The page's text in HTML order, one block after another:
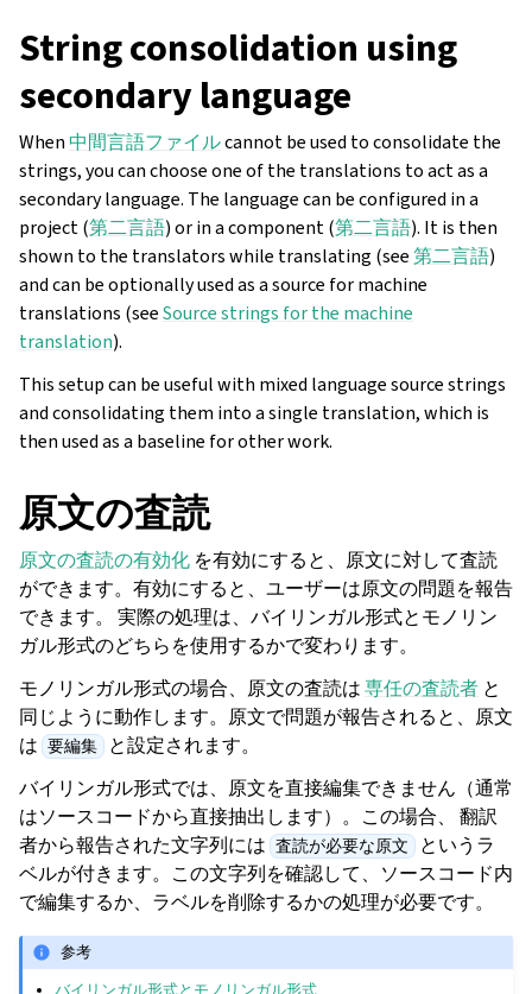
String consolidation using
secondary language
When中間言語ファイルcannot be used to consolidate the
strings, you can choose one of the translations to act as a
secondary language. The language can be configured in a
project (第二言語) or in a component (第二言語). It is then
shown to the translators while translating (see第二言語)
and can be optionally used as a source for machine
translations (seeSource strings for the machine
translation).
This setup can be useful with mixed language source strings
and consolidating them into a single translation, which is
then used as a baseline for other work.
原文の査読
原文の査読の有効化 を有効にすると、原文に対して査読
ができます。有効にすると、ユーザーは原文の問題を報告
できます。 実際の処理は、バイリンガル形式とモノリン
ガル形式のどちらを使用するかで変わります。
モノリンガル形式の場合、原文の査読は専任の査読者 と
同じように動作します。原文で問題が報告されると、原文
は 要編集 と設定されます。
バイリンガル形式では、原文を直接編集できません（通常
はソースコードから直接抽出します）。この場合、 翻訳
者から報告された文字列には 査読が必要な原文 というラ
ベルが付きます。この文字列を確認して、ソースコード内
で編集するか、ラベルを削除するかの処理が必要です。
参考